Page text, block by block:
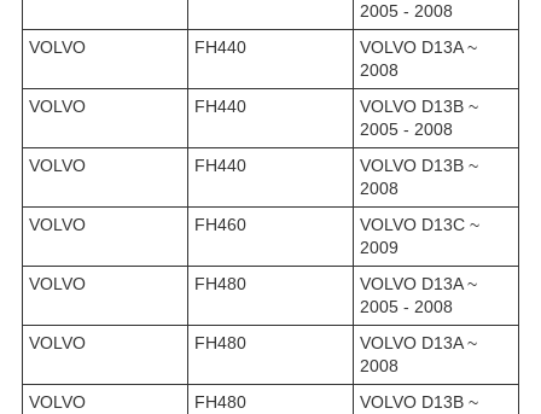
2005 - 2008
VOLVO
FH440
VOLVO D13A ~
2008
VOLVO
FH440
VOLVO D13B ~
2005 - 2008
VOLVO
FH440
VOLVO D13B ~
2008
VOLVO
FH460
VOLVO D13C ~
2009
VOLVO
FH480
VOLVO D13A ~
2005 - 2008
VOLVO
FH480
VOLVO D13A ~
2008
VOLVO
FH480
VOLVO D13B ~